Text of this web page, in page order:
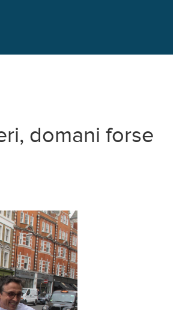
domani forse